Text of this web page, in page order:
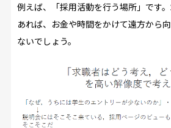
例えば、「採用活動を行う場所」です
あれば、お金や時間をかけて遠方から
ないでしょう。